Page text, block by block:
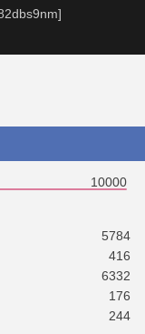
10000
5784
416
6332
176
244